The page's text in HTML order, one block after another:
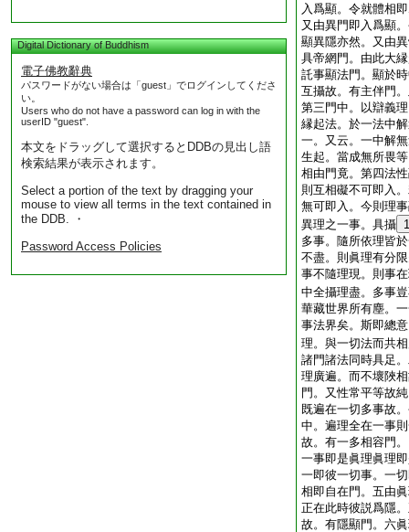
Digital Dictionary of Buddhism
電子佛教辭典
パスワードがない場合は「guest」でログインしてくださ
い。
Users who do not have a password can log in with the
userID "guest".
本文をドラッグして選択するとDDBの見出し語
検索結果が表示されます。
Select a portion of the text by dragging your
mouse to view all terms in the text contained in
the DDB. ・
Password Access Policies
入爲顯。令就體相
又由異門即入爲顯
顯異隱亦然。又由
具帝網門。由此大
託事顯法門。顯於
互攝故。有主伴門
第三門中。以辯義
縁起法。於一法中
一。又云。一中解
生起。當成無所畏
相由門竟。第四法
則互相礙不可即入
無可即入。今則理
異理之一事。具攝 1
多事。隨所依理皆
不盡。則眞理有分
事不隨理現。則事
中全攝理盡。多事
華藏世界所有塵。
事法界矣。斯即總
理。與一切法而共
諸門諸法同時具足
理廣遍。而不壞陜
門。又性常平等故
既遍在一切多事故
中。遍理全在一事
故。有一多相容門
一事即是眞理眞理
一即彼一切事。一
相即自在門。五由
正在此時彼説爲隱
故。有隱顯門。六